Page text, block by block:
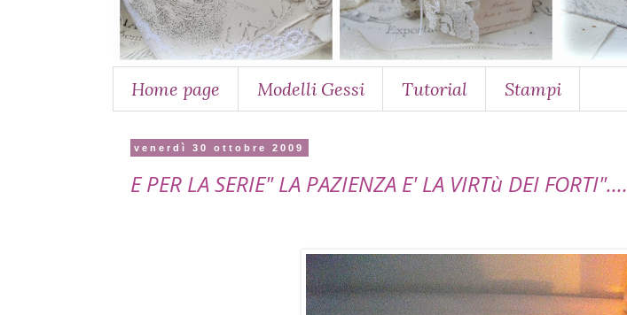
Home page Modelli Gessi Tutorial Stampi
venerdì 30 ottobre 2009
E PER LA SERIE" LA PAZIENZA E' LA VIRTù DEI FORTI"....